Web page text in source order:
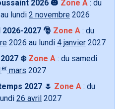
2026 🎃 Zone A : du
au lundi 2 novembre 2026
2027 🎅 Zone A : du
2026 au lundi 4 janvier 2027
❄️ Zone A : du samedi
er mars 2027
2027 🌷 Zone A : du
26 avril 2027